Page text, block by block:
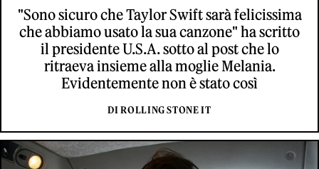
"Sono sicuro che Taylor Swift sarà felicissima
che abbiamo usato la sua canzone" ha scritto
il presidente U.S.A. sotto al post che lo
ritraeva insieme alla moglie Melania.
Evidentemente non è stato così
DI ROLLING STONE IT